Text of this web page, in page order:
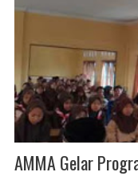
AMMA Gelar